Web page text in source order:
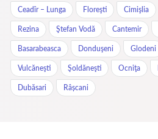
Ceadîr – Lunga Floreşti Cimişlia
Rezina Ştefan Vodă Cantemir
Basarabeasca Donduşeni Glodeni
Vulcăneşti Şoldăneşti Ocniţa
Dubăsari Râșcani